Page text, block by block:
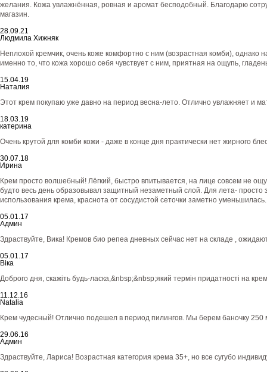
желания. Кожа увлажнённая, ровная и аромат бесподобный. Благодарю
магазин.
28.09.21
Людмила Хижняк
Неплохой кремчик, очень коже комфортно с ним (возрастная комби),
именно то, что кожа хорошо себя чувствует с ним, приятная на ощупь,
15.04.19
Наталия
Этот крем покупаю уже давно на период весна-лето. Отлично увлажняет и
18.03.19
катерина
Очень крутой для комби кожи - даже в конце дня практически нет жирного
30.07.18
Ирина
Крем просто волшебный! Лёгкий, быстро впитывается, на лице совсем не
будто весь день образовывал защитный незаметный слой. Для лета- просто
использования крема, краснота от сосудистой сеточки заметно
05.01.17
Админ
Здраствуйте, Вика! Кремов био репеа дневных сейчас нет на складе ,
05.01.17
Віка
Доброго дня, скажіть будь-ласка,&nbsp;&nbsp;який термін придатності на
11.12.16
Natalia
Крем чудесный! Отлично подешел в период пилингов. Мы берем баночку
29.06.16
Админ
Здраствуйте, Лариса! Возрастная категория крема 35+, но все сугубо